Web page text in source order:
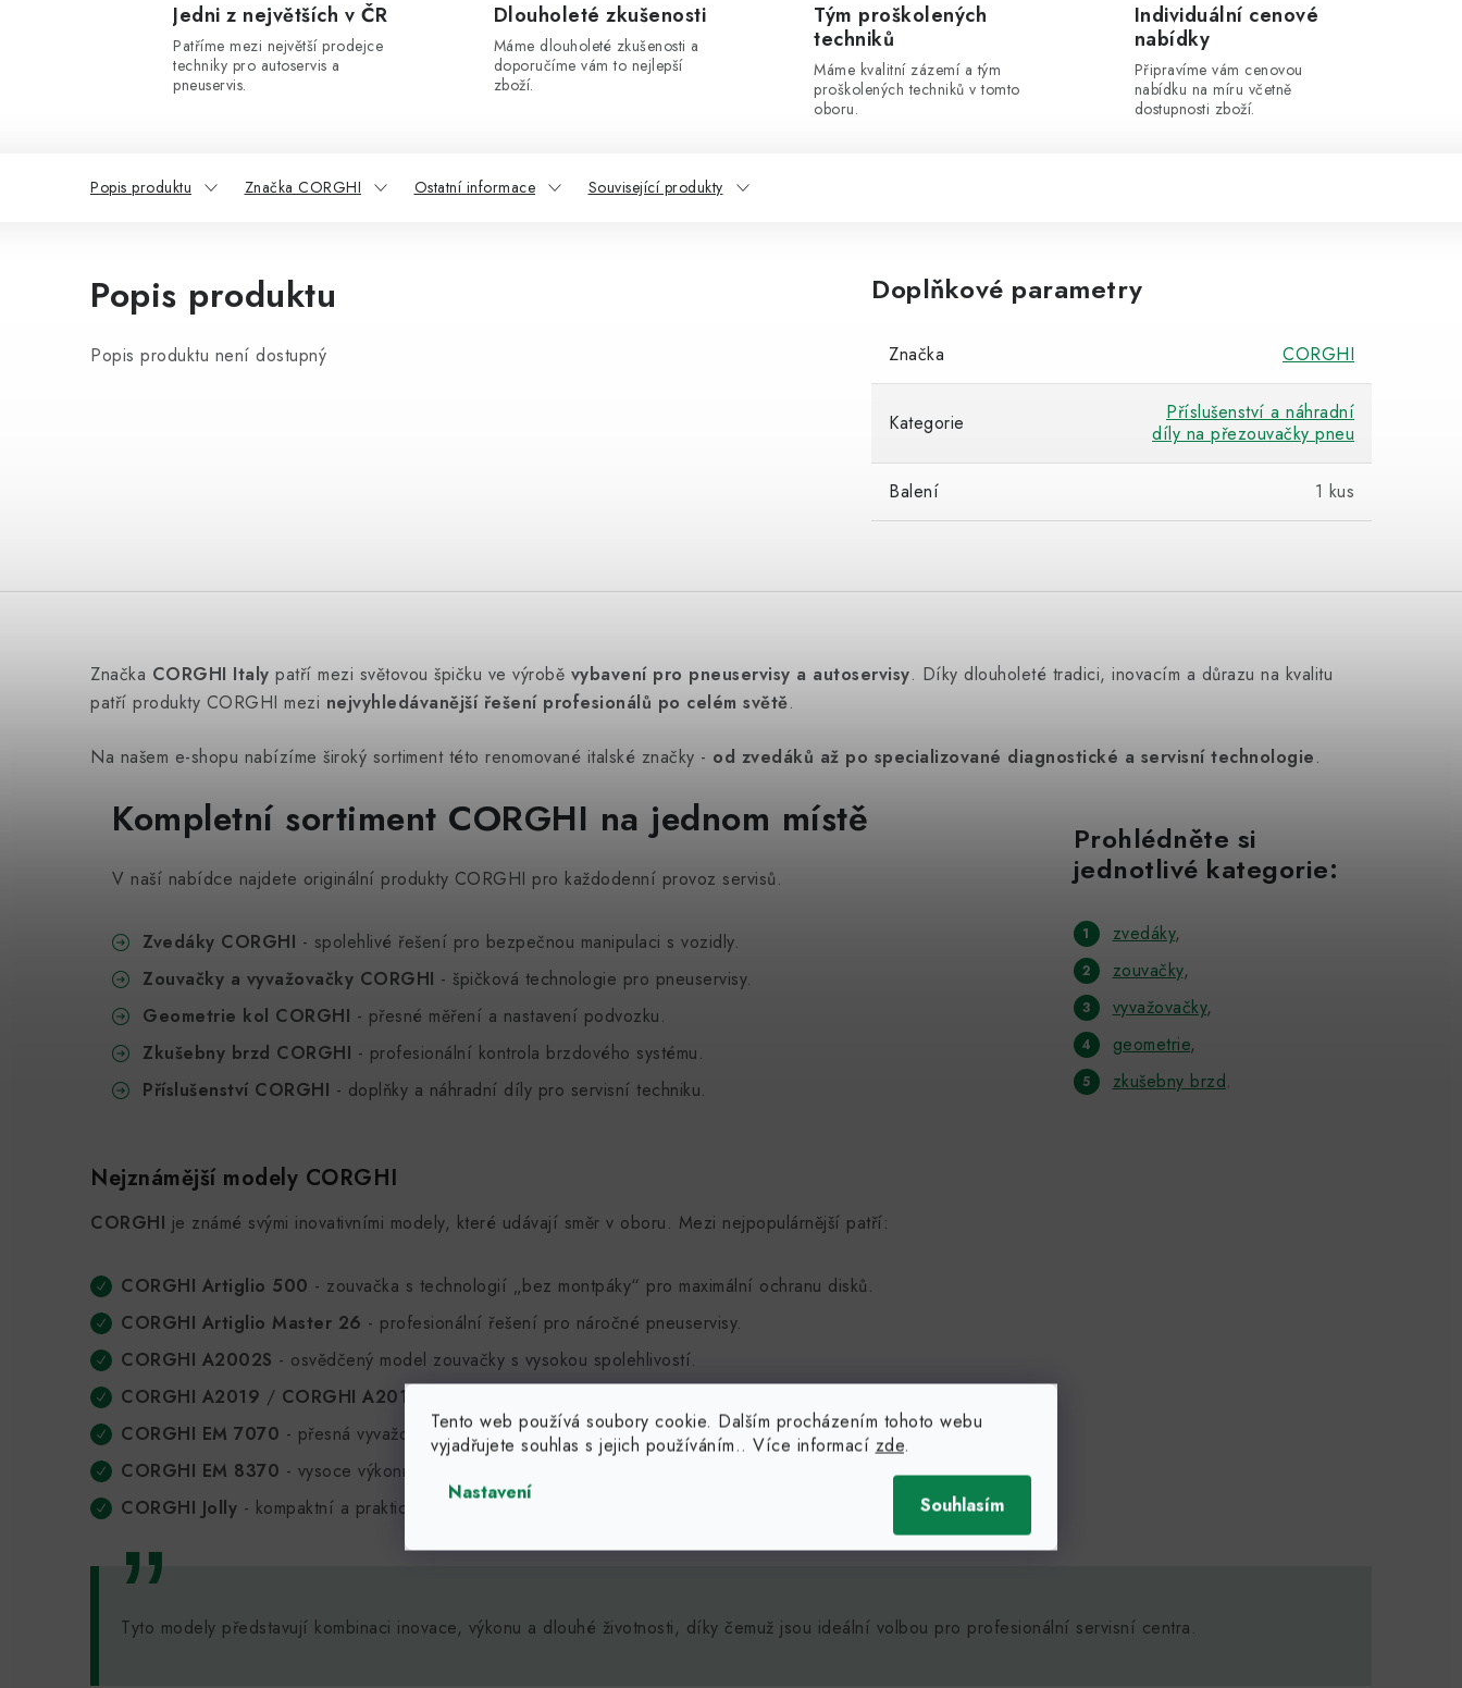
Tento web používá soubory cookie. Dalším procházením tohoto webu
vyjadřujete souhlas s jejich používáním.. Více informací zde.
Nastavení
Souhlasím
Jedni z největších v ČR
Patříme mezi největší prodejce
techniky pro autoservis a
pneuservis.
Dlouholeté zkušenosti
Máme dlouholeté zkušenosti a
doporučíme vám to nejlepší
zboží.
Tým proškolených
techniků
Máme kvalitní zázemí a tým
proškolených techniků v tomto
oboru.
Individuální cenové
nabídky
Připravíme vám cenovou
nabídku na míru včetně
dostupnosti zboží.
Popis produktu Značka CORGHI Ostatní informace Související produkty
Popis produktu
Popis produktu není dostupný
Doplňkové parametry
Značka CORGHI
Kategorie
Příslušenství a náhradní
díly na přezouvačky pneu
Balení 1 kus
Značka CORGHI Italy patří mezi světovou špičku ve výrobě vybavení pro pneuservisy a autoservisy. Díky dlouholeté tradici, inovacím a důrazu na kvalitu
patří produkty CORGHI mezi nejvyhledávanější řešení profesionálů po celém světě.
Na našem e-shopu nabízíme široký sortiment této renomované italské značky - od zvedáků až po specializované diagnostické a servisní technologie.
Kompletní sortiment CORGHI na jednom místě
V naší nabídce najdete originální produkty CORGHI pro každodenní provoz servisů.
Zvedáky CORGHI - spolehlivé řešení pro bezpečnou manipulaci s vozidly.
Zouvačky a vyvažovačky CORGHI - špičková technologie pro pneuservisy.
Geometrie kol CORGHI - přesné měření a nastavení podvozku.
Zkušebny brzd CORGHI - profesionální kontrola brzdového systému.
Příslušenství CORGHI - doplňky a náhradní díly pro servisní techniku.
Prohlédněte si
jednotlivé kategorie:
zvedáky,
zouvačky,
vyvažovačky,
geometrie,
zkušebny brzd.
Nejznámější modely CORGHI
CORGHI je známé svými inovativními modely, které udávají směr v oboru. Mezi nejpopulárnější patří:
CORGHI Artiglio 500 - zouvačka s technologií „bez montpáky“ pro maximální ochranu disků.
CORGHI Artiglio Master 26 - profesionální řešení pro náročné pneuservisy.
CORGHI A2002S - osvědčený model zouvačky s vysokou spolehlivostí.
CORGHI A2019 / CORGHI A2019RC
CORGHI EM 7070 - přesná vyvažovačka kol.
CORGHI EM 8370 - vysoce výkonná vyvažovačka pro profesionální použití.
CORGHI Jolly - kompaktní a praktické řešení pro menší provozy.
Tyto modely představují kombinaci inovace, výkonu a dlouhé životnosti, díky čemuž jsou ideální volbou pro profesionální servisní centra.